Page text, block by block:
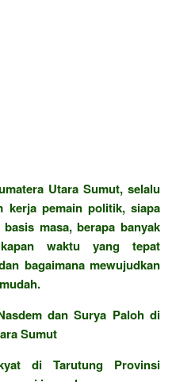
Utara Sumut, selalu
kerja pemain politik, siapa
masa, berapa banyak
waktu yang tepat
bagaimana mewujudkan
dan Surya Paloh di
Sumut
di Tarutung Provinsi